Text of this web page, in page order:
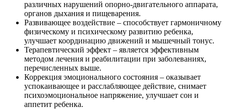
различных нарушений опорно-двигательного аппарата,
органов дыхания и пищеварения.
Развивающее воздействие – способствует гармоничному
физическому и психическому развитию ребенка,
улучшает координацию движений и мышечный тонус.
Терапевтический эффект – является эффективным
методом лечения и реабилитации при заболеваниях,
перечисленных выше.
Коррекция эмоционального состояния – оказывает
успокаивающее и расслабляющее действие, снимает
психоэмоциональное напряжение, улучшает сон и
аппетит ребенка.